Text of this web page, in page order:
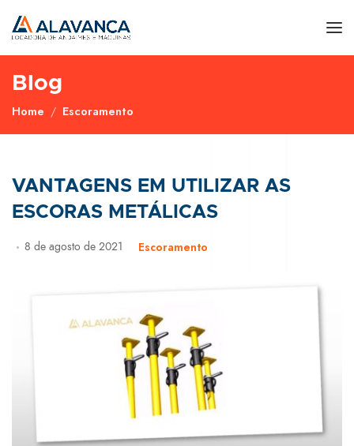
Blog
Home Escoramento
VANTAGENS EM UTILIZAR AS
ESCORAS METÁLICAS
8 de agosto de 2021 Escoramento